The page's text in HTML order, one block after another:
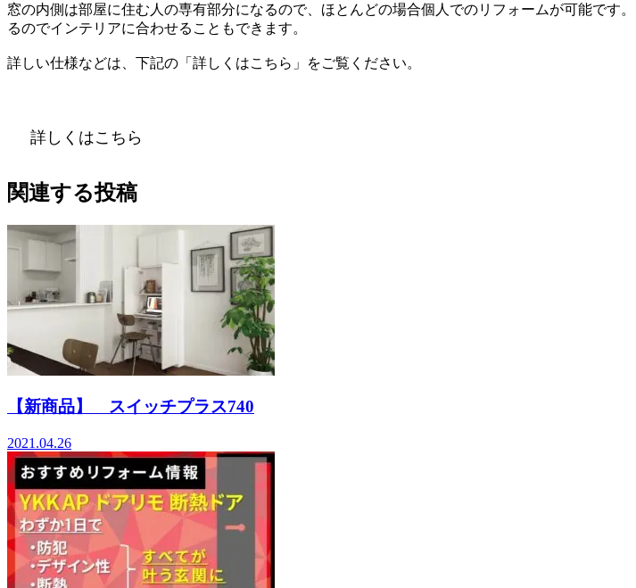
窓の内側は部屋に住む人の専有部分になるので、ほとんどの場合個人でのリフォームが可能で
るのでインテリアに合わせることもできます。
詳しい仕様などは、下記の「詳しくはこちら」をご覧ください。
詳しくはこちら
関連する投稿
【新商品】 スイッチプラス740
2021.04.26